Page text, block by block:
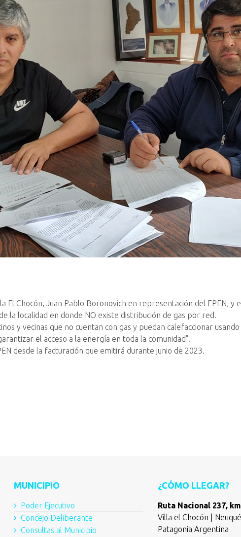
El Chocón, Juan Pablo Boronovich en representación del EPEN, y
la localidad en donde NO existe distribución de gas por red.
y vecinas que no cuentan con gas y puedan calefaccionar
el acceso a la energía en toda la comunidad".
desde la facturación que emitirá durante junio de 2023.
MUNICIPIO
Poder Ejecutivo
Concejo Deliberante
Consultas al Municipio
¿CÓMO LLEGAR?
Ruta Nacional 237,
Villa el Chocón |
Patagonia Argentina